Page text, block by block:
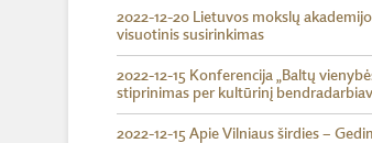
2022-12-20 Lietuvos mokslų
visuotinis susirinkimas
2022-12-15 Konferencija „Baltų
stiprinimas per kultūrinį
2022-12-15 Apie Vilniaus širdies –